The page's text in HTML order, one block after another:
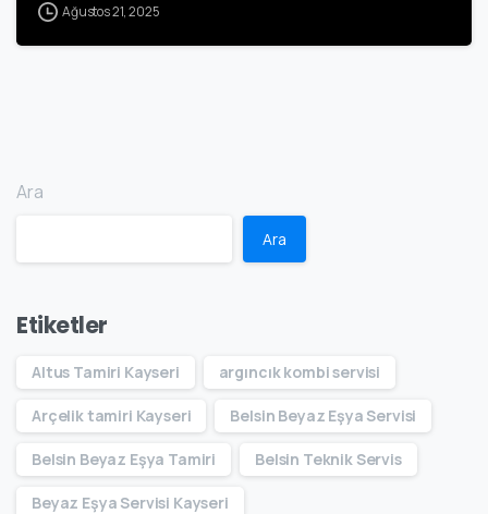
Ağustos 21, 2025
Ara
Ara
Etiketler
Altus Tamiri Kayseri argıncık kombi servisi
Arçelik tamiri Kayseri Belsin Beyaz Eşya Servisi
Belsin Beyaz Eşya Tamiri Belsin Teknik Servis
Beyaz Eşya Servisi Kayseri